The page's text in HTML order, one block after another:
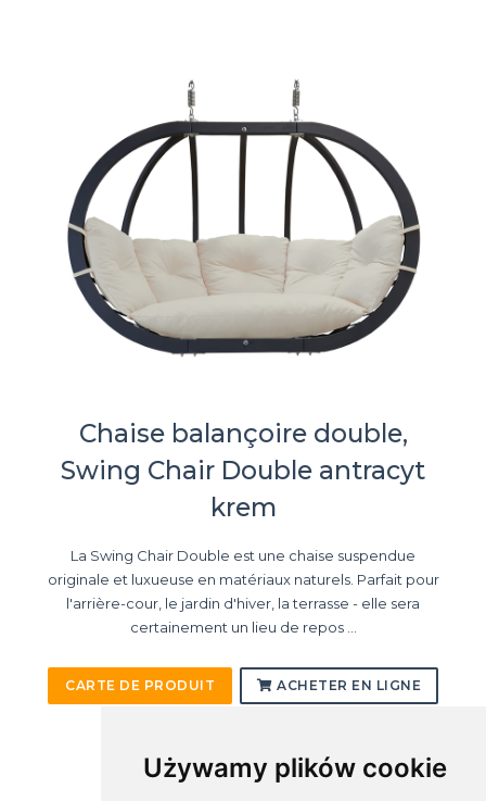
Używamy plików cookie
Chaise balançoire double,
Swing Chair Double antracyt
krem
La Swing Chair Double est une chaise suspendue
originale et luxueuse en matériaux naturels. Parfait pour
l'arrière-cour, le jardin d'hiver, la terrasse - elle sera
certainement un lieu de repos ...
CARTE DE PRODUIT ACHETER EN LIGNE